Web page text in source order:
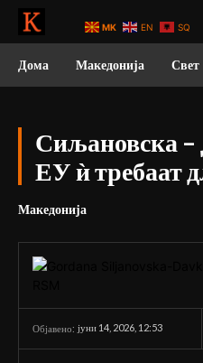
Дома Македонија Свет
Сиљановска –
ЕУ ѝ требаат
Македонија
Објавено: јуни 14, 2026, 12:53
MK EN SQ